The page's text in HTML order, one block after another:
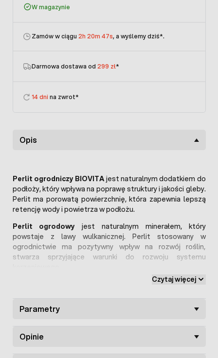
W magazynie
Zamów w ciągu 2h 20m 46s, a wyślemy dziś*.
Darmowa dostawa od 299 zł*
14 dni na zwrot*
Opis
Perlit ogrodniczy BIOVITAjest naturalnym dodatkiem do
podłoży, który wpływa na poprawę struktury i jakości gleby.
Perlit ma porowatą powierzchnię, która zapewnia lepszą
retencję wody i powietrza w podłożu.
Perlit ogrodowy jest naturalnym minerałem, który
powstaje z lawy wulkanicznej. Perlit stosowany w
ogrodnictwie ma pozytywny wpływ na rozwój roślin,
stwarza sprzyjające warunki do rozwoju systemu
Czytaj więcej
Parametry
Opinie